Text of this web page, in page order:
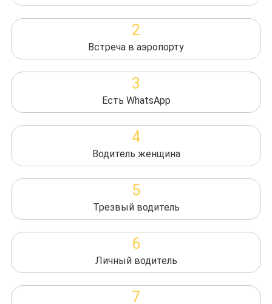
2
Встреча в аэропорту
3
Есть WhatsApp
4
Водитель женщина
5
Трезвый водитель
6
Личный водитель
7